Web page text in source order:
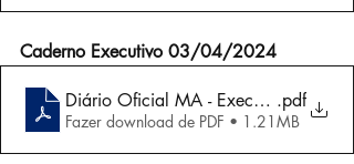
Caderno Executivo 03/04/2024
Diário Oficial MA - Executivo 03-04-
.pdf
Fazer download de PDF • 1.21MB